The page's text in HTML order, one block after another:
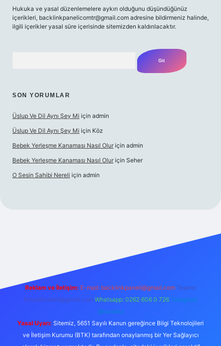
Hukuka ve yasal düzenlemelere aykırı olduğunu düşündüğünüz
içerikleri, backlinkpanelicomtr@gmail.com adresine bildirmeniz halinde,
ilgili içerikler yasal süre içerisinde sitemizden kaldırılacaktır.
SON YORUMLAR
Üslup Ve Dil Aynı Şey Mi için admin
Üslup Ve Dil Aynı Şey Mi için Köz
Bebek Yerleşme Kanaması Nasıl Olur için admin
Bebek Yerleşme Kanaması Nasıl Olur için Seher
O Sesin Sahibi Nereli için admin
Reklam ve İletişim: E-mail: backlinkpaneli@gmail.com Teams:
forumhizmeti@gmail.com Whatsapp: 0262 606 0 726 Telegram:
@karabul
Yasal Uyarı: Sitemiz, 5651 Sayılı Kanun gereğince Bilgi Teknolojileri
ve İletişim Kurumu (BTK) tarafından onaylanmış bir Yer Sağlayıcı